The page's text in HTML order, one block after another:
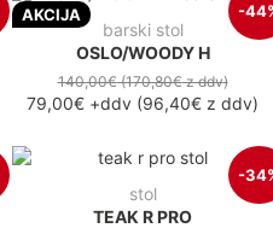
AKCIJA -
barski stol
OSLO/WOODY H
140,00€(170,80€z ddv)
79,00€ +ddv (96,40€ z ddv)
-
stol
TEAK R PRO